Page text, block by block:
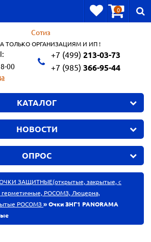
0
ТОЛЬКО ОРГАНИЗАЦИЯМ И ИП !
00
+7 (499) 213-03-73
+7 (985) 366-95-44
КАТАЛОГ
НОВОСТИ
ОПРОС
ЗАЩИТНЫЕ(открытые, закрытые, с
герметичные, РОСОМЗ, Люцерна,
РОСОМЗ» Очки ЗНГ1 PANORAMA